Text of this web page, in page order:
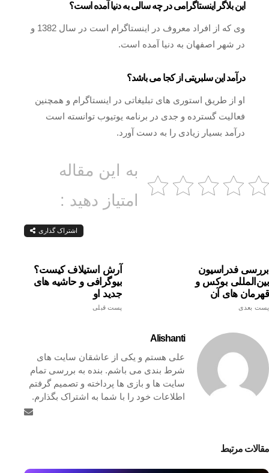
این بلاگر اینستاگرامی در چه سالی به دنیا آمده است؟
وی که از افراد معروف در اینستاگرام است در سال 1382 و
در شهر اصفهان به دنیا آمده است.
درآمد این سلبریتی از کجا می باشد؟
او از طریق استوری های تبلیغاتی در اینستاگرام و همچنین
فعالیت گسترده و جدی در برنامه یوتیوب توانسته است
درآمد بسیار زیادی را به دست آورد.
به این مقاله
امتیاز دهید :
اشتراک گذاری
آرش استیلاف کیست؟
بیوگرافی و حاشیه های
جدید او
پست قبلی
بررسی فدراسیون
بین‌المللی بوکس و
قهرمان های آن
پست بعدی
Alishanti
علی هستم و یکی از عاشقان سایت های
شرط بندی می باشم. بنده به بررسی تمام
سایت ها و بازی ها پرداخته و تصمیم گرفتم
اطلاعات خود را با شما به اشتراک بگذارم.
مقالات مرتبط